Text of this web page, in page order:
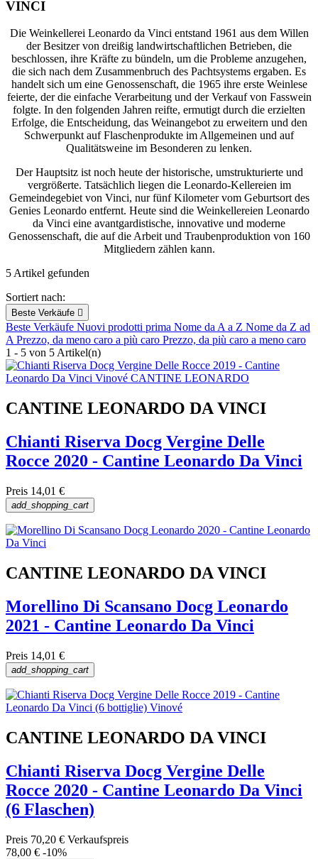
VINCI
Die Weinkellerei Leonardo da Vinci entstand 1961 aus dem Willen
der Besitzer von dreißig landwirtschaftlichen Betrieben, die
beschlossen, ihre Kräfte zu bündeln, um die Probleme anzugehen,
die sich nach dem Zusammenbruch des Pachtsystems ergaben. Es
handelt sich um eine Genossenschaft, die 1965 ihre erste Weinlese
feierte, der die einfache Verarbeitung und der Verkauf von Fasswein
folgte. In den folgenden Jahren reifte, ermutigt durch die erzielten
Erfolge, die Entscheidung, das Weinangebot zu erweitern und den
Schwerpunkt auf Flaschenprodukte im Allgemeinen und auf
Qualitätsweine im Besonderen zu lenken.
Der Hauptsitz ist noch heute der historische, umstrukturierte und
vergrößerte. Tatsächlich liegen die Leonardo-Kellereien im
Gemeindegebiet von Vinci, nur fünf Kilometer vom Geburtsort des
Genies Leonardo entfernt. Heute sind die Weinkellereien Leonardo
da Vinci eine avantgardistische, innovative und moderne
Genossenschaft, die auf die Arbeit und Traubenproduktion von 160
Mitgliedern zählen kann.
5 Artikel gefunden
Sortiert nach:
Beste Verkäufe 
Beste Verkäufe Nuovi prodotti prima Nome da A a Z Nome da Z ad
APrezzo, da meno caro a più caro Prezzo, da più caro a meno caro
1 - 5 von 5 Artikel(n)
CANTINE LEONARDO DA VINCI
Chianti Riserva Docg Vergine Delle
Rocce 2020 - Cantine Leonardo Da Vinci
Preis 14,01 €
add_shopping_cart
CANTINE LEONARDO DA VINCI
Morellino Di Scansano Docg Leonardo
2021 - Cantine Leonardo Da Vinci
Preis 14,01 €
add_shopping_cart
CANTINE LEONARDO DA VINCI
Chianti Riserva Docg Vergine Delle
Rocce 2020 - Cantine Leonardo Da Vinci
(6 Flaschen)
Preis 70,20 € Verkaufspreis
78,00 € -10%